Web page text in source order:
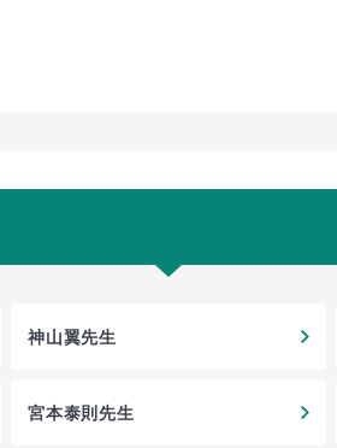
神山翼先生
宮本泰則先生